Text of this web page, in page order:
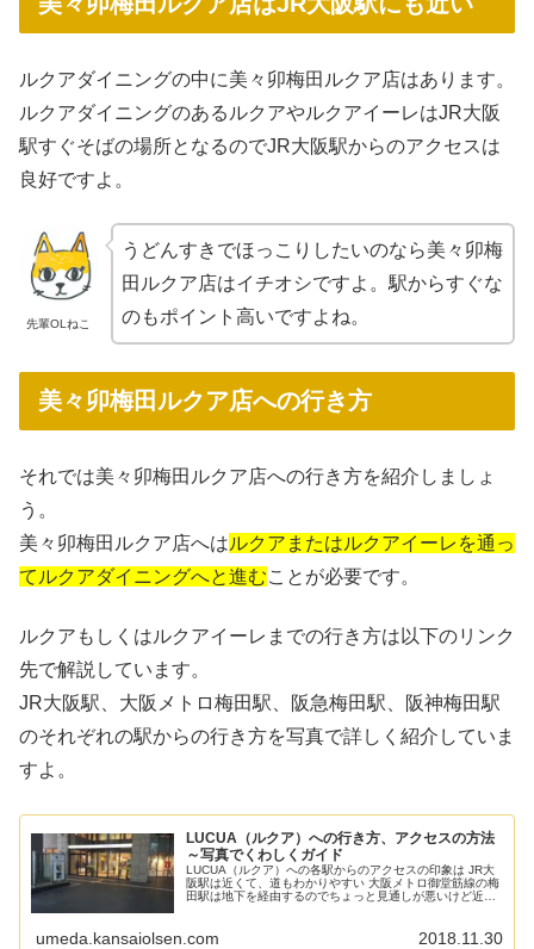
ルクアダイニングの中に美々卯梅田ルクア店はあります。
ルクアダイニングのあるルクアやルクアイーレはJR大阪
駅すぐそばの場所となるのでJR大阪駅からのアクセスは
良好ですよ。
先輩OLねこ
うどんすきでほっこりしたいのなら美々卯梅
田ルクア店はイチオシですよ。駅からすぐな
のもポイント高いですよね。
美々卯梅田ルクア店への行き方
それでは美々卯梅田ルクア店への行き方を紹介しましょ
う。
美々卯梅田ルクア店へはルクアまたはルクアイーレを通っ
てルクアダイニングへと進むことが必要です。
ルクアもしくはルクアイーレまでの行き方は以下のリンク
先で解説しています。
JR大阪駅、大阪メトロ梅田駅、阪急梅田駅、阪神梅田駅
のそれぞれの駅からの行き方を写真で詳しく紹介していま
すよ。
LUCUA（ルクア）への行き方、アクセスの方法
～写真でくわしくガイド
LUCUA（ルクア）への各駅からのアクセスの印象は JR大
阪駅は近くて、道もわかりやすい 大阪メトロ御堂筋線の梅
田駅は地下を経由するのでちょっと見通しが悪いけど近い
umeda.kansaiolsen.com 2018.11.30